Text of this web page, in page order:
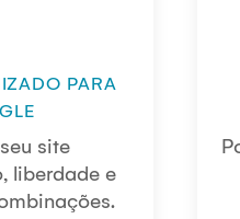
PARA
site
liberdade e